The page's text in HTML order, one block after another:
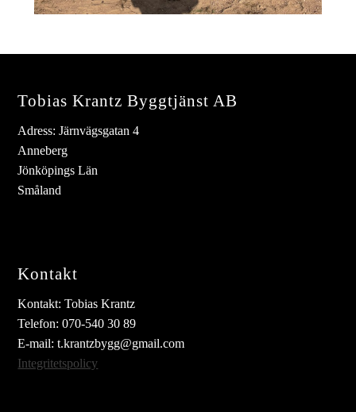
Tobias Krantz Byggtjänst AB
Adress: Järnvägsgatan 4
Anneberg
Jönköpings Län
Småland
Kontakt
Kontakt: Tobias Krantz
Telefon: 070-540 30 89
E-mail: t.krantzbygg@gmail.com
Integritetspolicy